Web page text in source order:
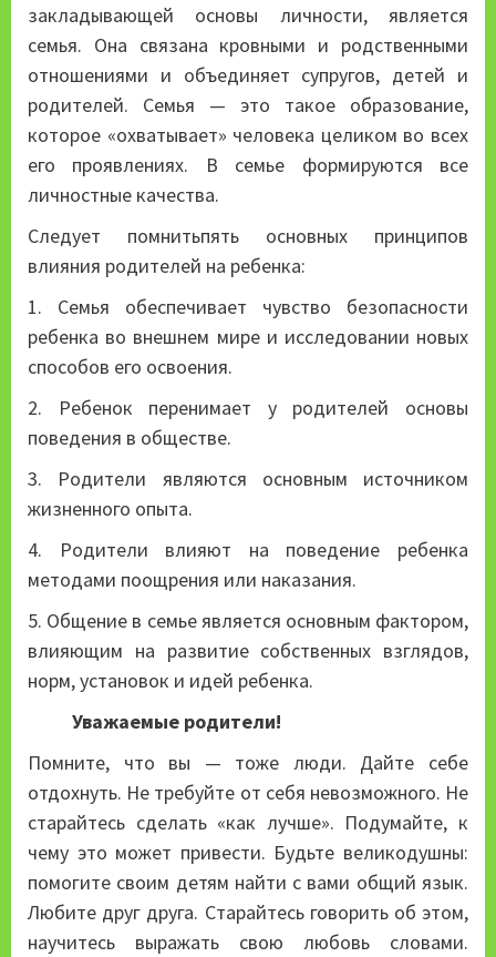
закладывающей основы личности, является
семья. Она связана кровными и родственными
отношениями и объединяет супругов, детей и
родителей. Семья — это такое образование,
которое «охватывает» человека целиком во всех
его проявлениях. В семье формируются все
личностные качества.
Следует помнитьпять основных принципов
влияния родителей на ребенка:
1. Семья обеспечивает чувство безопасности
ребенка во внешнем мире и исследовании новых
способов его освоения.
2. Ребенок перенимает у родителей основы
поведения в обществе.
3. Родители являются основным источником
жизненного опыта.
4. Родители влияют на поведение ребенка
методами поощрения или наказания.
5. Общение в семье является основным фактором,
влияющим на развитие собственных взглядов,
норм, установок и идей ребенка.
Уважаемые родители!
Помните, что вы — тоже люди. Дайте себе
отдохнуть. Не требуйте от себя невозможного. Не
старайтесь сделать «как лучше». Подумайте, к
чему это может привести. Будьте великодушны:
помогите своим детям найти с вами общий язык.
Любите друг друга. Старайтесь говорить об этом,
научитесь выражать свою любовь словами.